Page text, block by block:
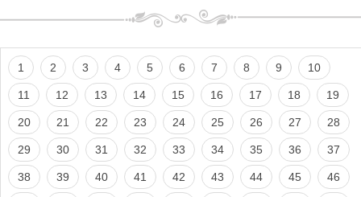
1 2 3 4 5 6 7 8 9 10
11 12 13 14 15 16 17 18 19
20 21 22 23 24 25 26 27 28
29 30 31 32 33 34 35 36 37
38 39 40 41 42 43 44 45 46